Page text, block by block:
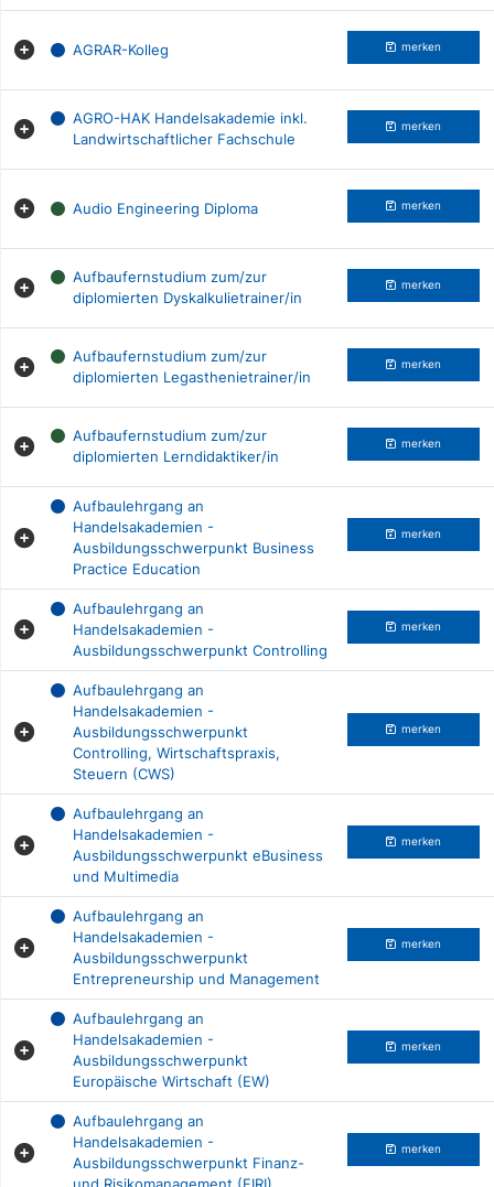
AGRAR-Kolleg merken
AGRO-HAK Handelsakademie inkl.
Landwirtschaftlicher Fachschule
merken
Audio Engineering Diploma merken
Aufbaufernstudium zum/zur
diplomierten Dyskalkulietrainer/in
merken
Aufbaufernstudium zum/zur
diplomierten Legasthenietrainer/in
merken
Aufbaufernstudium zum/zur
diplomierten Lerndidaktiker/in
merken
Aufbaulehrgang an
Handelsakademien -
Ausbildungsschwerpunkt Business
Practice Education
merken
Aufbaulehrgang an
Handelsakademien -
Ausbildungsschwerpunkt Controlling
merken
Aufbaulehrgang an
Handelsakademien -
Ausbildungsschwerpunkt
Controlling, Wirtschaftspraxis,
Steuern (CWS)
merken
Aufbaulehrgang an
Handelsakademien -
Ausbildungsschwerpunkt eBusiness
und Multimedia
merken
Aufbaulehrgang an
Handelsakademien -
Ausbildungsschwerpunkt
Entrepreneurship und Management
merken
Aufbaulehrgang an
Handelsakademien -
Ausbildungsschwerpunkt
Europäische Wirtschaft (EW)
merken
Aufbaulehrgang an
Handelsakademien -
Ausbildungsschwerpunkt Finanz-
und Risikomanagement (FIRI)
merken